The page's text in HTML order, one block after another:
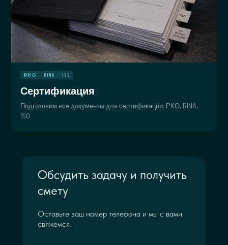
РКО RINA ISO
Сертификация
Подготовим все документы для сертификации: РКО, RINA,
ISO
Обсудить задачу и получить
смету
Оставьте ваш номер телефона и мы с вами
свяжемся.